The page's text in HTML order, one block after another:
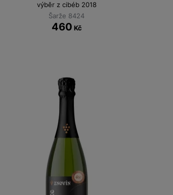
výběr z cibéb 2018
Šarže 8424
460 Kč